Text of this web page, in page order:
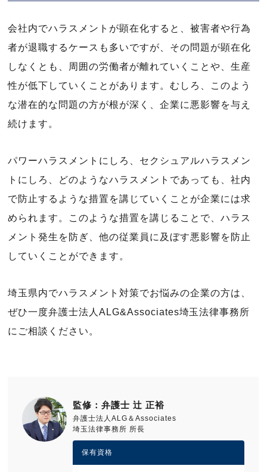
会社内でハラスメントが顕在化すると、被害者や行為
者が退職するケースも多いですが、その問題が顕在化
しなくとも、周囲の労働者が離れていくことや、生産
性が低下していくことがあります。むしろ、このよう
な潜在的な問題の方が根が深く、企業に悪影響を与え
続けます。
パワーハラスメントにしろ、セクシュアルハラスメン
トにしろ、どのようなハラスメントであっても、社内
で防止するような措置を講じていくことが企業には求
められます。このような措置を講じることで、ハラス
メント発生を防ぎ、他の従業員に及ぼす悪影響を防止
していくことができます。
埼玉県内でハラスメント対策でお悩みの企業の方は、
ぜひ一度弁護士法人ALG&Associates埼玉法律事務所
にご相談ください。
監修：弁護士 辻 正裕
弁護士法人ALG＆Associates
埼玉法律事務所 所長
保有資格